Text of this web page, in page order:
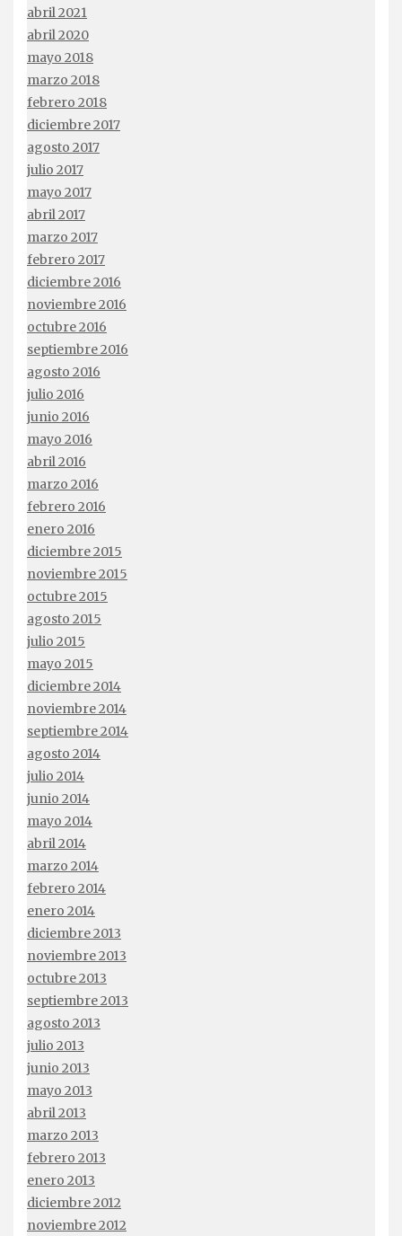
abril 2021
abril 2020
mayo 2018
marzo 2018
febrero 2018
diciembre 2017
agosto 2017
julio 2017
mayo 2017
abril 2017
marzo 2017
febrero 2017
diciembre 2016
noviembre 2016
octubre 2016
septiembre 2016
agosto 2016
julio 2016
junio 2016
mayo 2016
abril 2016
marzo 2016
febrero 2016
enero 2016
diciembre 2015
noviembre 2015
octubre 2015
agosto 2015
julio 2015
mayo 2015
diciembre 2014
noviembre 2014
septiembre 2014
agosto 2014
julio 2014
junio 2014
mayo 2014
abril 2014
marzo 2014
febrero 2014
enero 2014
diciembre 2013
noviembre 2013
octubre 2013
septiembre 2013
agosto 2013
julio 2013
junio 2013
mayo 2013
abril 2013
marzo 2013
febrero 2013
enero 2013
diciembre 2012
noviembre 2012